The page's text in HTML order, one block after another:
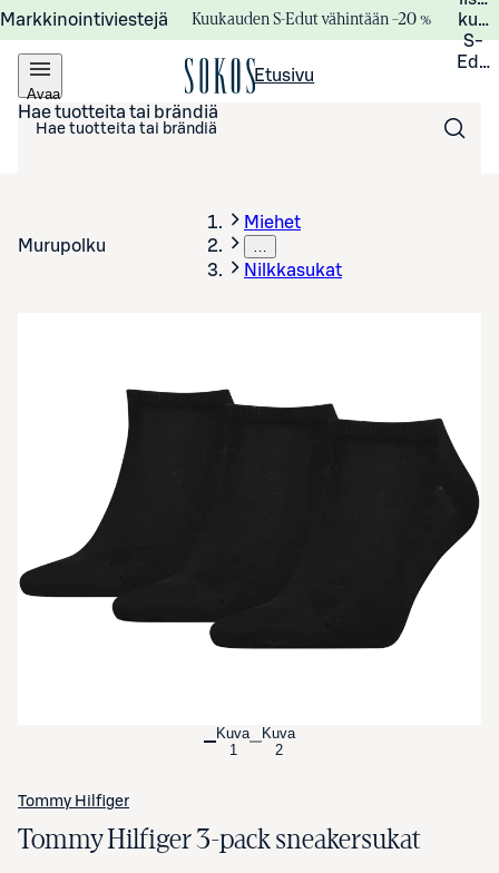
Markkinointiviestejä Kuukauden S-Edut vähintään –20 %
S-
Avaa
valikko
Etusivu
Hae tuotteita tai brändiä
Murupolku
Miehet
…
Nilkkasukat
Kuva
1
Kuva
2
Tommy Hilfiger
Tommy Hilfiger 3-pack sneakersukat